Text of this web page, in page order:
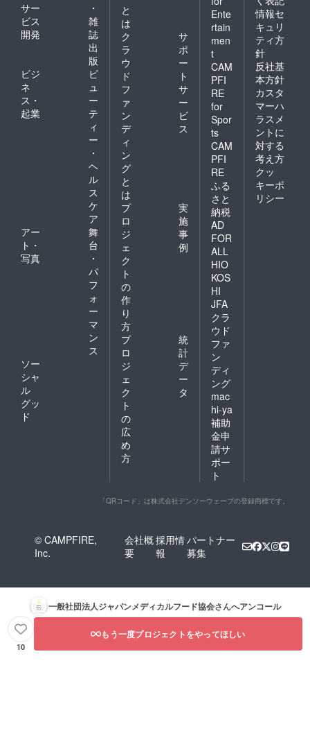
サー
ビス
開発
・
雑
誌
出
版
ビジ
ネ
ス・
起業
ビ
ュ
ー
テ
ィ
ー
・
ヘ
ル
ス
ケ
ア
アー
ト・
写真
舞
台
・
パ
フ
ォ
ー
マ
ン
ス
ソー
シャ
ル
グッ
ド
と
は
ク
ラ
ウ
ド
フ
ァ
ン
デ
ィ
ン
グ
と
は
サ
ポ
ー
ト
サ
ー
ビ
ス
プ
ロ
ジ
ェ
ク
ト
の
作
り
方
実
施
事
例
プ
ロ
ジ
ェ
ク
ト
の
広
め
方
統
計
デ
ー
タ
Ente
rtain
men
t
CAM
PFI
RE
for
Spor
ts
CAM
PFI
RE
ふる
さと
納税
AD
FOR
ALL
HIO
KOS
HI
JFA
クラ
ウド
ファ
ン
ディ
ング
mac
hi-ya
補助
金申
請サ
ポー
ト
情報セ
キュリ
ティ方
針
反社基
本方針
カスタ
マーハ
ラスメ
ントに
対する
考え方
クッ
キーポ
リシー
「QRコード」は株式会社デンソーウェーブの登録商標です。
© CAMPFIRE,
Inc.
会社概
要
採用情
報
パートナー
募集
一般社団法人ジャパンメディカルフード協会さんへアンコール
10
もう一度プロジェクトをやってほしい